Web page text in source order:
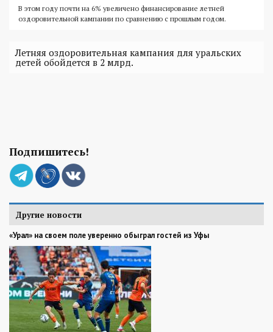
В этом году почти на 6% увеличено финансирование летней
оздоровительной кампании по сравнению с прошлым годом.
Летняя оздоровительная кампания для уральских
детей обойдется в 2 млрд.
Подпишитесь!
Другие новости
«Урал» на своем поле уверенно обыграл гостей из Уфы